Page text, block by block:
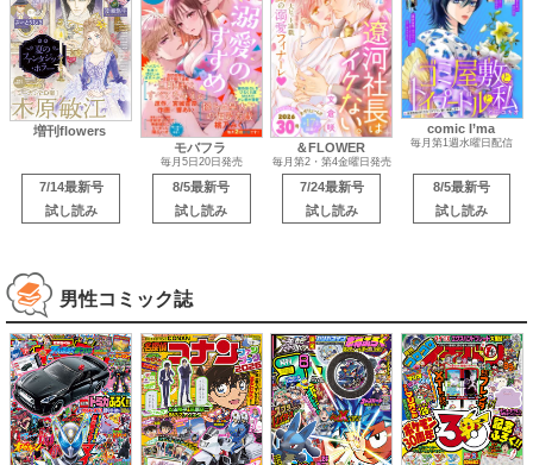
増刊flowers
7/14最新号
試し読み
モバフラ
毎月5日20日発売
8/5最新号
試し読み
＆FLOWER
毎月第2・第4金曜日発売
7/24最新号
試し読み
comic I’ma
毎月第1週水曜日配信
8/5最新号
試し読み
男性コミック誌